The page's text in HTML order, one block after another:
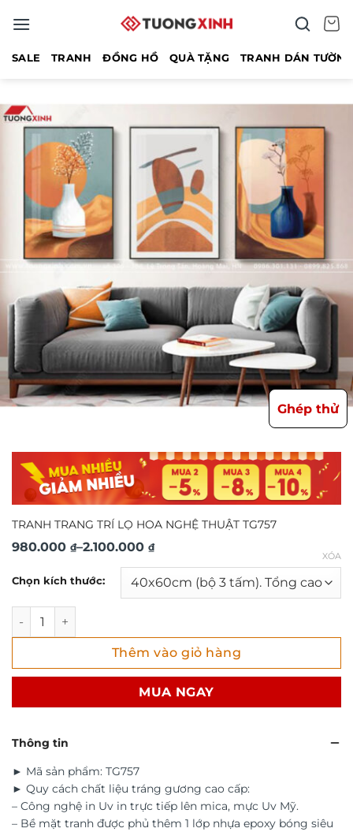
qua
SALE TRANH ĐỒNG HỒ QUÀ TẶNG TRANH DÁN
Ghép thử
TRANH TRANG TRÍ LỌ HOA NGHỆ THUẬT TG757
980.000 ₫–2.100.000 ₫
Khoảng
980.000 ₫
đến
2.100.000 ₫
Chọn kích thước:
XÓA
TRANH TRANG TRÍ LỌ HOA NGHỆ THUẬT TG757 số lượng
Thêm vào giỏ hàng
MUA NGAY
Thông tin
► Mã sản phẩm: TG757
► Quy cách chất liệu tráng gương cao cấp:
– Công nghệ in Uv in trực tiếp lên mica, mực Uv Mỹ.
– Bề mặt tranh được phủ thêm 1 lớp nhựa epoxy bóng siêu